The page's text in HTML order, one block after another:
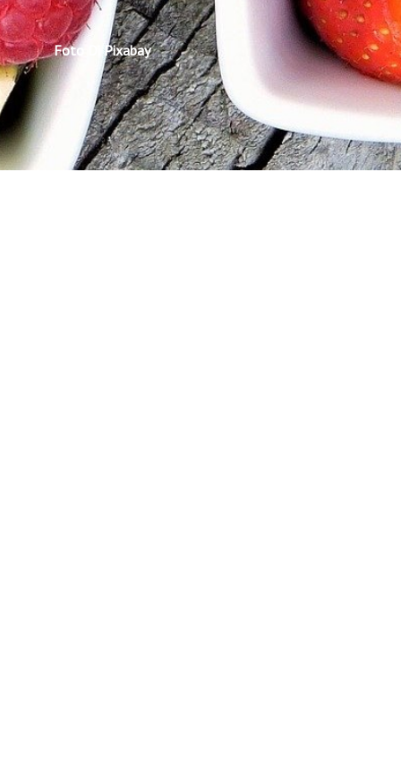
Foto Di Pixabay